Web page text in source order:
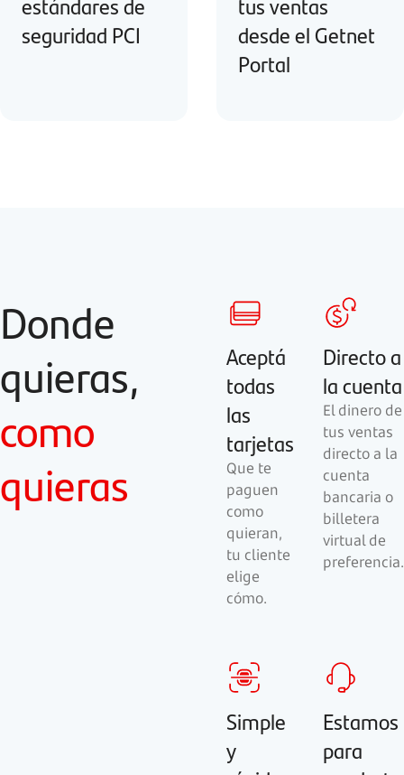
seguridad PCI
desde el Getnet
Portal
Donde
quieras,
como
quieras
Aceptá
todas
las
tarjetas
Que te
paguen
como
quieran,
tu cliente
elige
cómo.
Directo a
la cuenta
El dinero de
tus ventas
directo a la
cuenta
bancaria o
billetera
virtual de
preferencia.
Simple
y
Estamos
para